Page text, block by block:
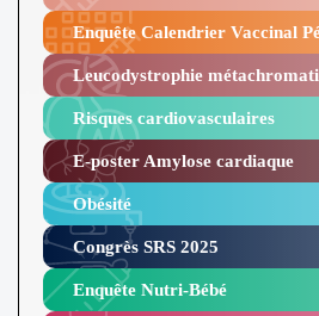
Enquête Calendrier Vaccinal
Leucodystrophie
Risques cardiovasculaires
E-poster Amylose cardiaque ​
Obésité ​
Congrès SRS 2025 ​
Enquête Nutri-Bébé ​